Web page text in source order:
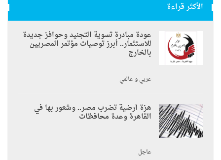
الأكثر قراءة
عودة مبادرة تسوية التجنيد وحوافز جديدة
للاستثمار.. أبرز توصيات مؤتمر المصريين
بالخارج
عربي و عالمي
هزة أرضية تضرب مصر.. وشعور بها في
القاهرة وعدة محافظات
عاجل